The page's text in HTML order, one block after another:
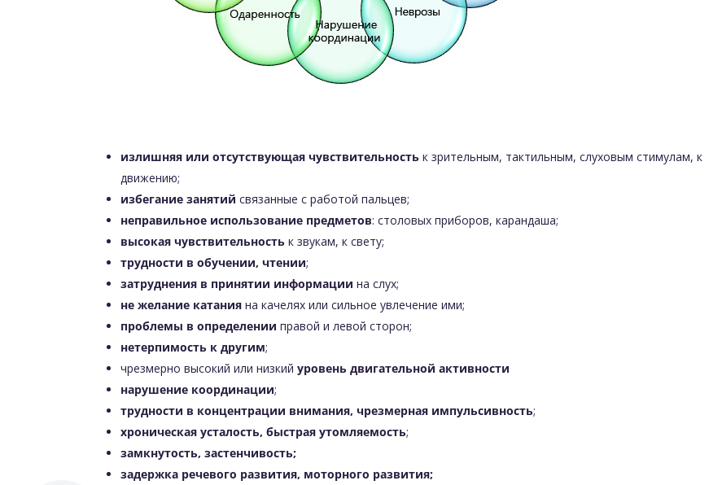
излишняя или отсутствующая чувствительность к зрительным, тактильным, слуховым стимулам, к
движению;
избегание занятий связанные с работой пальцев;
неправильное использование предметов: столовых приборов, карандаша;
высокая чувствительность к звукам, к свету;
трудности в обучении, чтении;
затруднения в принятии информации на слух;
не желание катания на качелях или сильное увлечение ими;
проблемы в определении правой и левой сторон;
нетерпимость к другим;
чрезмерно высокий или низкийуровень двигательной активности
нарушение координации;
трудности в концентрации внимания, чрезмерная импульсивность;
хроническая усталость, быстрая утомляемость;
замкнутость, застенчивость;
задержка речевого развития, моторного развития;